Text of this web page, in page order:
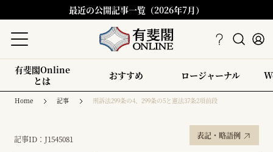
最近の公開記事一覧（2026年7月）
有斐閣Online
とは
おすすめ ロージャーナル
Home 記事 刑訴法299条の4、299条の5と憲法37条2項前段
記事ID：J1545081 表記・略語例